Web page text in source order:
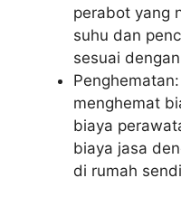
perabot yang
suhu dan
sesuai
menghemat
biaya
biaya jasa
di rumah